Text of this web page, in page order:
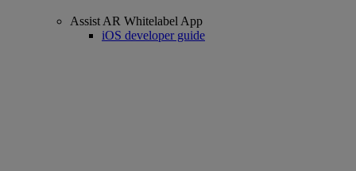
Assist AR Whitelabel App
iOS developer guide